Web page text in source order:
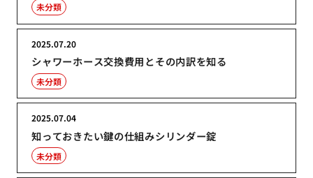
未分類
シャワーホース交換費用とその内訳を知る
2025.07.20
未分類
知っておきたい鍵の仕組みシリンダー錠
2025.07.04
未分類